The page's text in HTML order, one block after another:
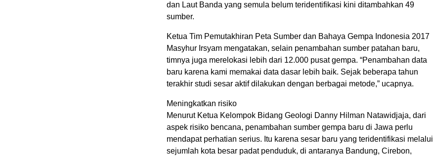
dan Laut Banda yang semula belum teridentifikasi kini ditambahkan 49
sumber.
Ketua Tim Pemutakhiran Peta Sumber dan Bahaya Gempa Indonesia 2017
Masyhur Irsyam mengatakan, selain penambahan sumber patahan baru,
timnya juga merelokasi lebih dari 12.000 pusat gempa. “Penambahan data
baru karena kami memakai data dasar lebih baik. Sejak beberapa tahun
terakhir studi sesar aktif dilakukan dengan berbagai metode,” ucapnya.
Meningkatkan risiko
Menurut Ketua Kelompok Bidang Geologi Danny Hilman Natawidjaja, dari
aspek risiko bencana, penambahan sumber gempa baru di Jawa perlu
mendapat perhatian serius. Itu karena sesar baru yang teridentifikasi melalui
sejumlah kota besar padat penduduk, di antaranya Bandung, Cirebon,